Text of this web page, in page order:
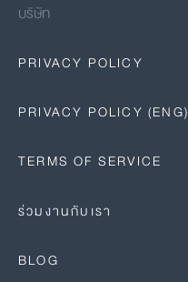
บริษัท
PRIVACY POLICY
PRIVACY POLICY (ENG)
TERMS OF SERVICE
ร่วมงานกับเรา
BLOG